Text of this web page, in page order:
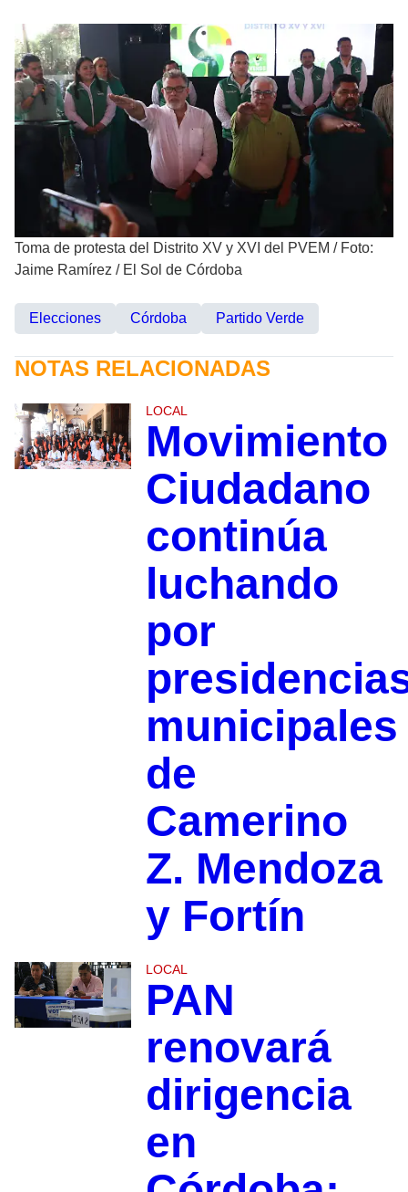
Toma de protesta del Distrito XV y XVI del PVEM / Foto:
Jaime Ramírez / El Sol de Córdoba
Elecciones Córdoba Partido Verde
NOTAS RELACIONADAS
LOCAL
Movimiento
Ciudadano
continúa
luchando
por
municipales
de
Camerino
Z. Mendoza
y Fortín
LOCAL
PAN
renovará
dirigencia
en